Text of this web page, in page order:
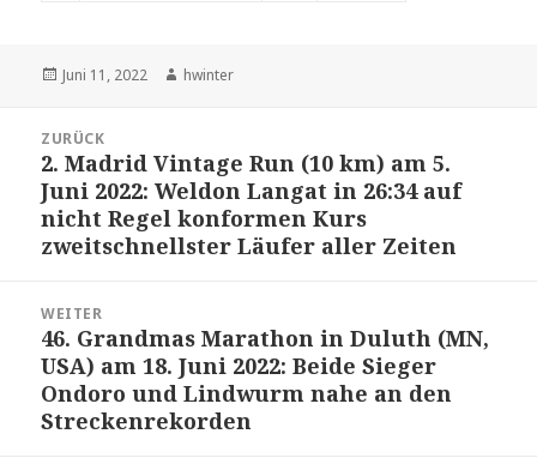
Veröffentlicht
Juni 11, 2022 Autor
hwinter
Navigation
ZURÜCK
Vorheriger
Beitrag:
2. Madrid Vintage Run (10 km) am 5.
Juni 2022: Weldon Langat in 26:34 auf
nicht Regel konformen Kurs
zweitschnellster Läufer aller Zeiten
WEITER
Nächster
Beitrag:
46. Grandmas Marathon in Duluth (MN,
USA) am 18. Juni 2022: Beide Sieger
Ondoro und Lindwurm nahe an den
Streckenrekorden